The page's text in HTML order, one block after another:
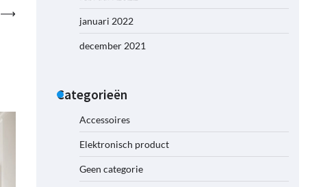
⟶
januari 2022
december 2021
Categorieën
Accessoires
Elektronisch product
Geen categorie